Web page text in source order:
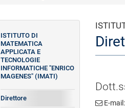
E-mail:
ISTITUTO DI
MATEMATICA
APPLICATA E
TECNOLOGIE
INFORMATICHE "ENRICO
MAGENES" (IMATI)
Direttore